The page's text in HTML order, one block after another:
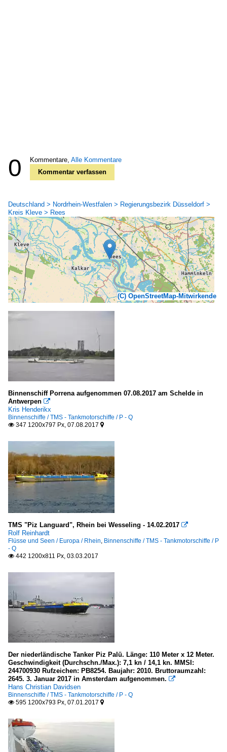
0 Kommentare, Alle Kommentare
Kommentar verfassen
Deutschland > Nordrhein-Westfalen > Regierungsbezirk Düsseldorf >
Kreis Kleve > Rees
(C) OpenStreetMap-Mitwirkende
Binnenschiff Porrena aufgenommen 07.08.2017 am Schelde in
Antwerpen 
Kris Henderikx
Binnenschiffe / TMS - Tankmotorschiffe / P - Q
 347 1200x797 Px, 07.08.2017 
TMS "Piz Languard", Rhein bei Wesseling - 14.02.2017 
Rolf Reinhardt
Flüsse und Seen / Europa / Rhein, Binnenschiffe / TMS - Tankmotorschiffe / P
- Q
 442 1200x811 Px, 03.03.2017
Der niederländische Tanker Piz Palü. Länge: 110 Meter x 12 Meter.
Geschwindigkeit (Durchschn./Max.): 7,1 kn / 14,1 kn. MMSI:
244700930 Rufzeichen: PB8254. Baujahr: 2010. Bruttoraumzahl:
2645. 3. Januar 2017 in Amsterdam aufgenommen. 
Hans Christian Davidsen
Binnenschiffe / TMS - Tankmotorschiffe / P - Q
 595 1200x793 Px, 07.01.2017 